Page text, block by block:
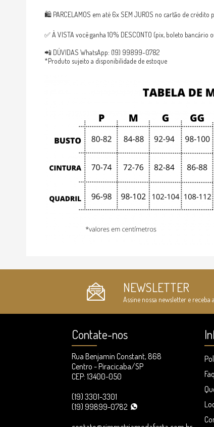
🛍 PARCELAMOS em até 6x SEM JUROS no cartão de crédito
✅ À VISTA você ganha 10% DESCONTO (pix, boleto bancário
📲 DÚVIDAS WhatsApp: (19) 99899-0782
*Produto sujeito a disponibilidade de estoque
NEWSLETTER
Assine nossa newsletter e receba
Contate-nos
Rua Benjamin Constant, 868
Centro - Piracicaba/SP
CEP: 13400-050
(19) 3301-3301
(19) 99899-0782